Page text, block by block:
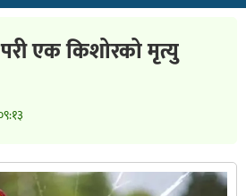
एक किशोरको मृत्यु